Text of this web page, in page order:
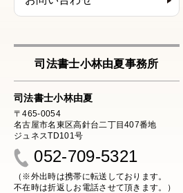
司法書士小林由夏事務所
司法書士小林由夏
〒465-0054
名古屋市名東区高針台二丁目407番地
ジュネスTD101号
052-709-5321
（※外出時は携帯に転送しております。
不在時は折返しお電話させて頂きます。）